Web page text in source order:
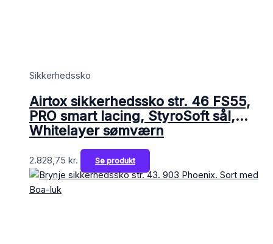
Sikkerhedssko
Airtox sikkerhedssko str. 46 FS55,
PRO smart lacing, StyroSoft sål,
Whitelayer sømværn
2.828,75 kr. Se produkt